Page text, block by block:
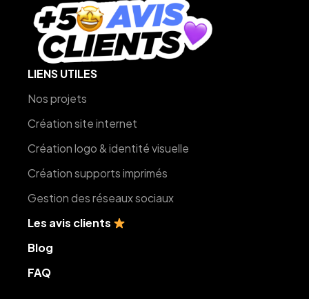
LIENS UTILES
Nos projets
Création site internet
Création logo & identité visuelle
Création supports imprimés
Gestion des réseaux sociaux
Les avis clients
Blog
FAQ